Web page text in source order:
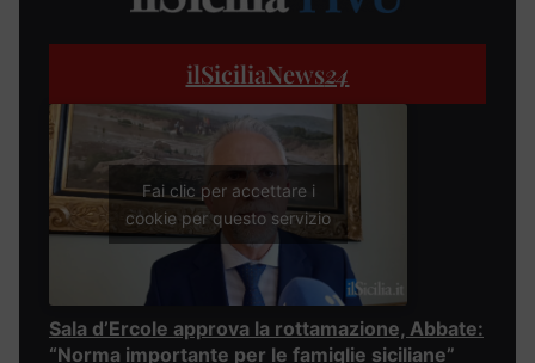
ilSiciliaNews24
Fai clic per accettare i
cookie per questo servizio
Sala d’Ercole approva la rottamazione, Abbate:
“Norma importante per le famiglie siciliane”